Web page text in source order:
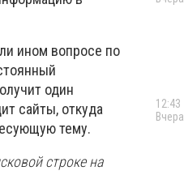
ином вопросе по
один
сайты, откуда
тему.
строке на
12:43
Вчера